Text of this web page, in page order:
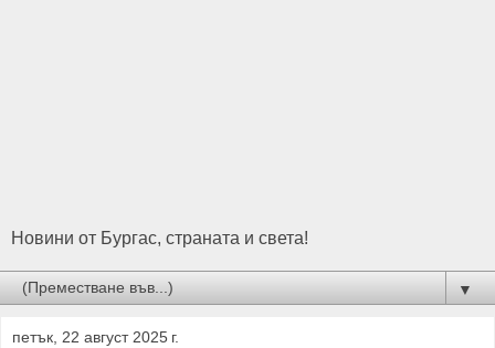
Новини от Бургас, страната и света!
▼
петък, 22 август 2025 г.